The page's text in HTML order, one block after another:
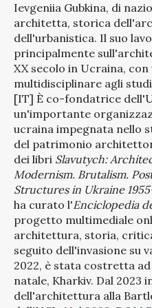
Ievgeniia Gubkina, di
architetta, storica
dell'urbanistica. Il suo
principalmente
XX secolo in Ucraina,
multidisciplinare agli
[IT] È co-fondatrice
un'importante
ucraina impegnata nello
del patrimonio
dei libri Slavutych:
Modernism. Brutalism.
Structures in Ukraine
ha curato l'Enciclopedia
progetto multimediale
architettura, storia,
seguito dell'invasione su
2022, è stata costretta
natale, Kharkiv. Dal 2023
dell'architettura alla